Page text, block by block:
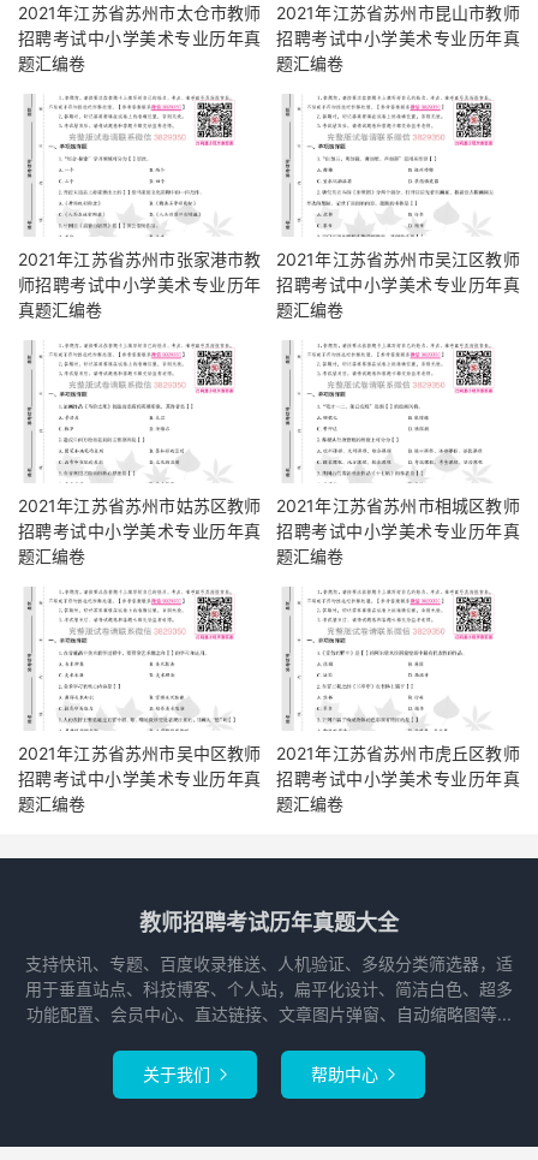
2021年江苏省苏州市太仓市教师
招聘考试中小学美术专业历年真
题汇编卷
2021年江苏省苏州市昆山市教师
招聘考试中小学美术专业历年真
题汇编卷
2021年江苏省苏州市张家港市教
师招聘考试中小学美术专业历年
真题汇编卷
2021年江苏省苏州市吴江区教师
招聘考试中小学美术专业历年真
题汇编卷
2021年江苏省苏州市姑苏区教师
招聘考试中小学美术专业历年真
题汇编卷
2021年江苏省苏州市相城区教师
招聘考试中小学美术专业历年真
题汇编卷
2021年江苏省苏州市吴中区教师
招聘考试中小学美术专业历年真
题汇编卷
2021年江苏省苏州市虎丘区教师
招聘考试中小学美术专业历年真
题汇编卷
教师招聘考试历年真题大全
支持快讯、专题、百度收录推送、人机验证、多级分类筛选器，适
用于垂直站点、科技博客、个人站，扁平化设计、简洁白色、超多
功能配置、会员中心、直达链接、文章图片弹窗、自动缩略图等...
关于我们  帮助中心 